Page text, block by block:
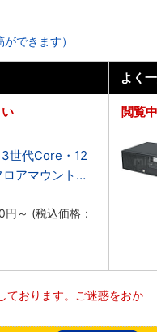
できます）
世代Core・12
アマウント
円 ～ (税込価格：
よく
閲覧
ております。ご迷惑をおか